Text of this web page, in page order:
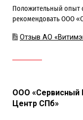
Положительный опыт
рекомендовать ООО
Отзыв АО
ООО «Сервисный
Центр СПб»